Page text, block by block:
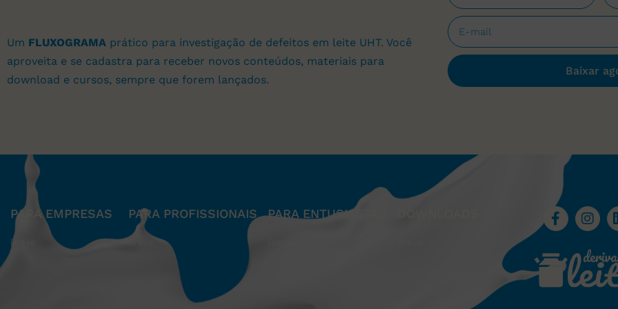
Um FLUXOGRAMA prático para investigação de defeitos em leite UHT. Você
aproveita e se cadastra para receber novos conteúdos, materiais para
download e cursos, sempre que forem lançados.
Baixar
PARA EMPRESAS
Breve
PARA PROFISSIONAIS PARA ENTUSIASTAS